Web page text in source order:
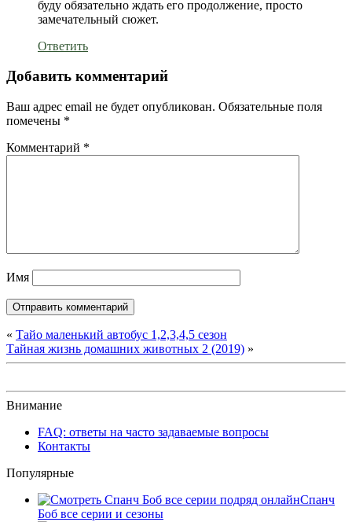
буду обязательно ждать его продолжение, просто
замечательный сюжет.
Ответить
Добавить комментарий
Ваш адрес email не будет опубликован. Обязательные поля
помечены *
Комментарий *
Имя
« Тайо маленький автобус 1,2,3,4,5 сезон
Тайная жизнь домашних животных 2 (2019) »
Внимание
FAQ: ответы на часто задаваемые вопросы
Контакты
Популярные
Спанч
Боб все серии и сезоны